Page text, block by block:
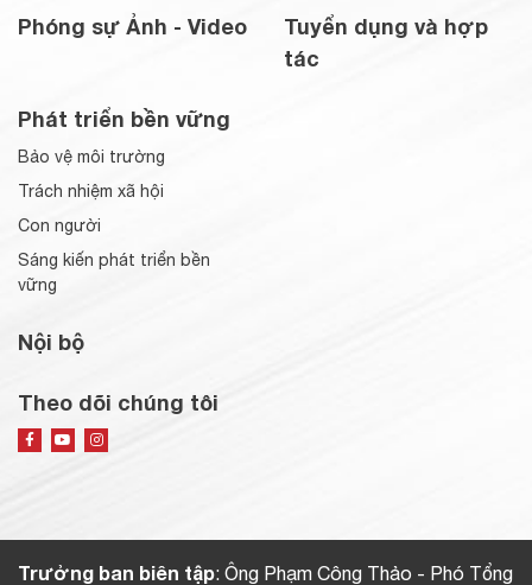
Phóng sự Ảnh - Video
Tuyển dụng và hợp
tác
Phát triển bền vững
Bảo vệ môi trường
Trách nhiệm xã hội
Con người
Sáng kiến phát triển bền
vững
Nội bộ
Theo dõi chúng tôi
Trưởng ban biên tập: Ông Phạm Công Thảo - Phó Tổng